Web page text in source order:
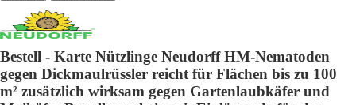
Bestell - Karte Nützlinge Neudorff HM-Nematoden
gegen Dickmaulrüssler reicht für Flächen bis zu 100
m² zusätzlich wirksam gegen Gartenlaubkäfer und